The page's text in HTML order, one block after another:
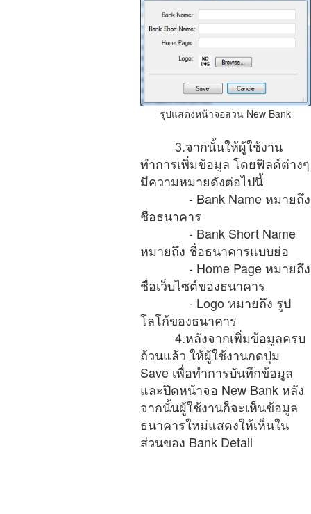
รุปแสดงหน้าจอส่วน New Bank
3.จากนั้นให้ผู้ใช้งาน
ทำการเพิ่มข้อมูล โดยฟิลด์ต่างๆ
มีความหมายดังต่อไปนี้
- Bank Name หมายถึง
ชื่อธนาคาร
- Bank Short Name
หมายถึง ชื่อธนาคารแบบย่อ
- Home Page หมายถึง
ชื่อเว็บไซต์ของธนาคาร
- Logo หมายถึง รูป
โลโก้ของธนาคาร
4.หลังจากเพิ่มข้อมูลครบ
ถ้วนแล้ว ให้ผู้ใช้งานกดปุ่ม
Save เพื่อทำการบันทึกข้อมูล
และปิดหน้าจอ New Bank หลัง
จากนั้นผู้ใช้งานก็จะเห็นข้อมูล
ธนาคารใหม่แสดงให้เห็นใน
ส่วนของ Bank Detail